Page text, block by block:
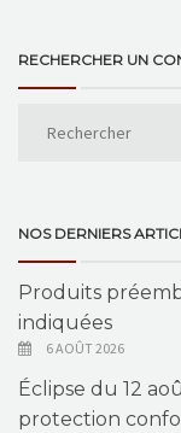
RECHERCHER UN
NOS DERNIERS
Produits
indiquées
6 AOÛT 2026
Éclipse du 12
protection